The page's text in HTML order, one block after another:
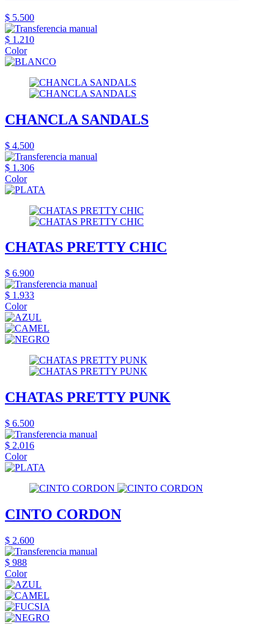
$ 5.500
$ 1.210
Color
CHANCLA SANDALS
$ 4.500
$ 1.306
Color
CHATAS PRETTY CHIC
$ 6.900
$ 1.933
Color
CHATAS PRETTY PUNK
$ 6.500
$ 2.016
Color
CINTO CORDON
$ 2.600
$ 988
Color